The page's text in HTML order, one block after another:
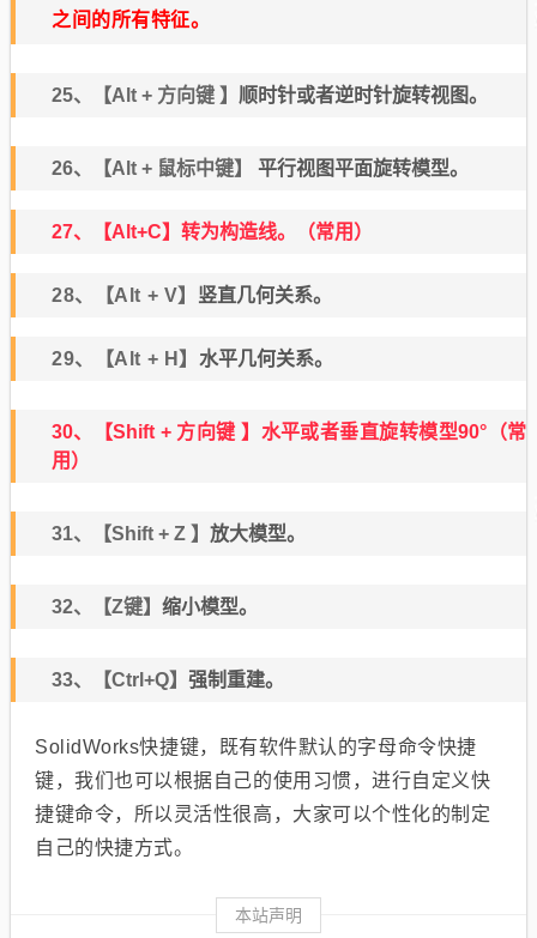
之间的所有特征。
25、【Alt + 方向键 】 顺时针或者逆时针旋转视图。
26、【Alt + 鼠标中键】 平行视图平面旋转模型。
27、【Alt+C】 转为构造线。（常用）
28、【Alt + V】 竖直几何关系。
29、【Alt + H】 水平几何关系。
30、【Shift + 方向键 】 水平或者垂直旋转模型90°（常
用）
31、【Shift + Z 】 放大模型。
32、【Z键】 缩小模型。
33、【Ctrl+Q】 强制重建。
SolidWorks快捷键，既有软件默认的字母命令快捷
键，我们也可以根据自己的使用习惯，进行自定义快
捷键命令，所以灵活性很高，大家可以个性化的制定
自己的快捷方式。
本站声明